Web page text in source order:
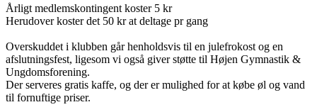
Årligt medlemskontingent koster 5 kr
Herudover koster det 50 kr at deltage pr gang
Overskuddet i klubben går henholdsvis til en julefrokost og en
afslutningsfest, ligesom vi også giver støtte til Højen Gymnastik &
Ungdomsforening.
Der serveres gratis kaffe, og der er mulighed for at købe øl og vand
til fornuftige priser.